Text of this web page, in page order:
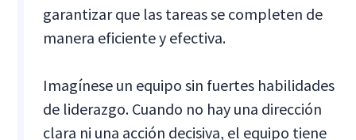
garantizar que las tareas se completen de
manera eficiente y efectiva.
Imagínese un equipo sin fuertes habilidades
de liderazgo. Cuando no hay una dirección
clara ni una acción decisiva, el equipo tiene